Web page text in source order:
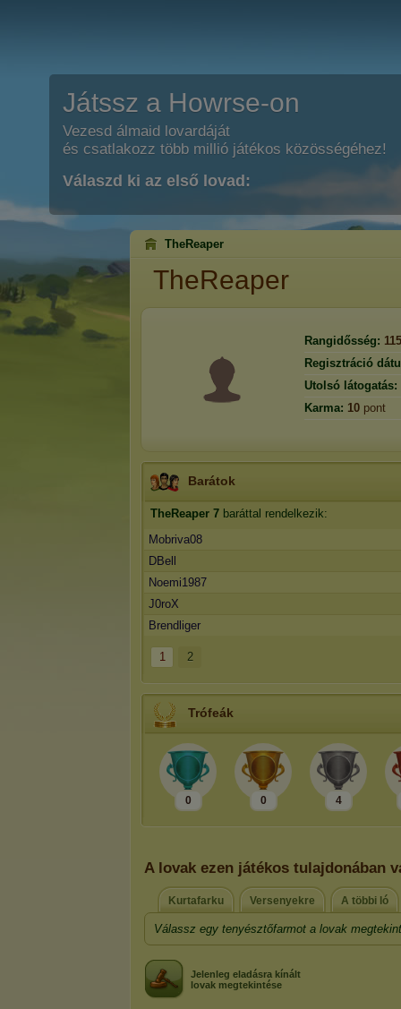
Játssz a Howrse-on
Vezesd álmaid lovardáját
és csatlakozz több millió játékos közösségéhez!
Válaszd ki az első lovad:
TheReaper
TheReaper
Rangidősség: 115
Regisztráció
Utolsó látogatás:
Karma: 10 pont
Barátok
TheReaper 7 baráttal rendelkezik:
Mobriva08
DBell
Noemi1987
J0roX
Brendliger
1 2
Trófeák
0 0 4
A lovak ezen játékos tulajdonában
Kurtafarku Versenyekre A többi ló
Válassz egy tenyésztőfarmot a lovak
Jelenleg eladásra kínált
lovak megtekintése